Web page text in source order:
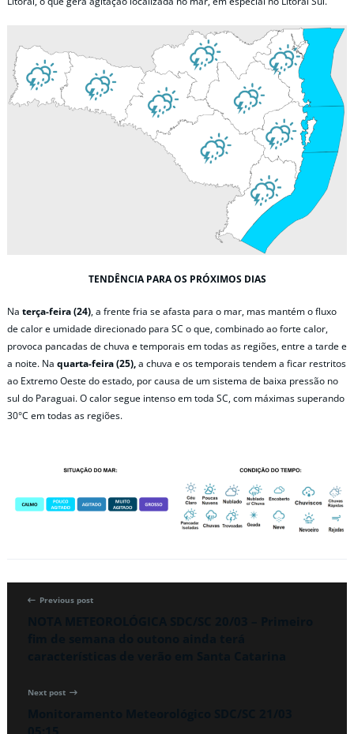
TENDÊNCIA PARA OS PRÓXIMOS DIAS
Na terça-feira (24), a frente fria se afasta para o mar, mas mantém o fluxo
de calor e umidade direcionado para SC o que, combinado ao forte calor,
provoca pancadas de chuva e temporais em todas as regiões, entre a tarde e
a noite. Na quarta-feira (25),a chuva e os temporais tendem a ficar restritos
ao Extremo Oeste do estado, por causa de um sistema de baixa pressão no
sul do Paraguai. O calor segue intenso em toda SC, com máximas superando
30°C em todas as regiões.
Previous post
Next post